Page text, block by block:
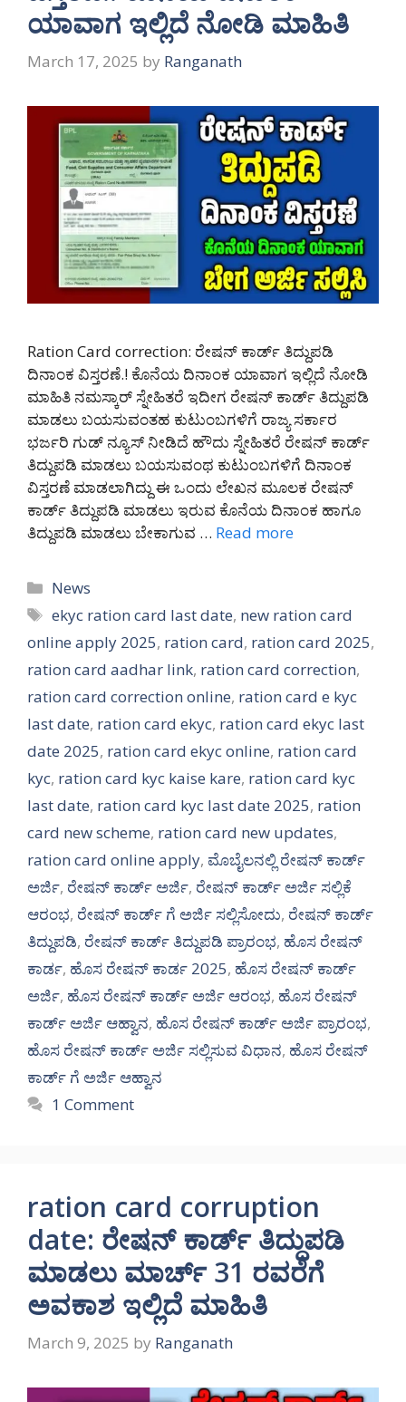
ಯಾವಾಗ ಇಲ್ಲಿದೆ ನೋಡಿ ಮಾಹಿತಿ
March 17, 2025 by Ranganath
Ration Card correction: ರೇಷನ್ ಕಾರ್ಡ್ ತಿದ್ದುಪಡಿ
ದಿನಾಂಕ ವಿಸ್ತರಣೆ.! ಕೊನೆಯ ದಿನಾಂಕ ಯಾವಾಗ ಇಲ್ಲಿದೆ ನೋಡಿ
ಮಾಹಿತಿ ನಮಸ್ಕಾರ್ ಸ್ನೇಹಿತರೆ ಇದೀಗ ರೇಷನ್ ಕಾರ್ಡ್ ತಿದ್ದುಪಡಿ
ಮಾಡಲು ಬಯಸುವಂತಹ ಕುಟುಂಬಗಳಿಗೆ ರಾಜ್ಯ ಸರ್ಕಾರ
ಭರ್ಜರಿ ಗುಡ್ ನ್ಯೂಸ್ ನೀಡಿದೆ ಹೌದು ಸ್ನೇಹಿತರೆ ರೇಷನ್ ಕಾರ್ಡ್
ತಿದ್ದುಪಡಿ ಮಾಡಲು ಬಯಸುವಂಥ ಕುಟುಂಬಗಳಿಗೆ ದಿನಾಂಕ
ವಿಸ್ತರಣೆ ಮಾಡಲಾಗಿದ್ದು ಈ ಒಂದು ಲೇಖನ ಮೂಲಕ ರೇಷನ್
ಕಾರ್ಡ್ ತಿದ್ದುಪಡಿ ಮಾಡಲು ಇರುವ ಕೊನೆಯ ದಿನಾಂಕ ಹಾಗೂ
ತಿದ್ದುಪಡಿ ಮಾಡಲು ಬೇಕಾಗುವ … Read more
Categories
News
Tags
ekyc ration card last date, new ration card
online apply 2025, ration card, ration card 2025,
ration card aadhar link, ration card correction,
ration card correction online, ration card e kyc
last date, ration card ekyc, ration card ekyc last
date 2025, ration card ekyc online, ration card
kyc, ration card kyc kaise kare, ration card kyc
last date, ration card kyc last date 2025, ration
card new scheme, ration card new updates,
ration card online apply, ಮೊಬೈಲನಲ್ಲಿ ರೇಷನ್ ಕಾರ್ಡ್
ಅರ್ಜಿ, ರೇಷನ್ ಕಾರ್ಡ್ ಅರ್ಜಿ, ರೇಷನ್ ಕಾರ್ಡ್ ಅರ್ಜಿ ಸಲ್ಲಿಕೆ
ಆರಂಭ, ರೇಷನ್ ಕಾರ್ಡ್ ಗೆ ಅರ್ಜಿ ಸಲ್ಲಿಸೋದು, ರೇಷನ್ ಕಾರ್ಡ್
ತಿದ್ದುಪಡಿ, ರೇಷನ್ ಕಾರ್ಡ್ ತಿದ್ದುಪಡಿ ಪ್ರಾರಂಭ, ಹೊಸ ರೇಷನ್
ಕಾರ್ಡ, ಹೊಸ ರೇಷನ್ ಕಾರ್ಡ 2025, ಹೊಸ ರೇಷನ್ ಕಾರ್ಡ್
ಅರ್ಜಿ, ಹೊಸ ರೇಷನ್ ಕಾರ್ಡ್ ಅರ್ಜಿ ಆರಂಭ, ಹೊಸ ರೇಷನ್
ಕಾರ್ಡ್ ಅರ್ಜಿ ಆಹ್ವಾನ, ಹೊಸ ರೇಷನ್ ಕಾರ್ಡ್ ಅರ್ಜಿ ಪ್ರಾರಂಭ,
ಹೊಸ ರೇಷನ್ ಕಾರ್ಡ್ ಅರ್ಜಿ ಸಲ್ಲಿಸುವ ವಿಧಾನ, ಹೊಸ ರೇಷನ್
ಕಾರ್ಡ್ ಗೆ ಅರ್ಜಿ ಆಹ್ವಾನ
1 Comment
ration card corruption
date: ರೇಷನ್ ಕಾರ್ಡ್ ತಿದ್ದುಪಡಿ
ಮಾಡಲು ಮಾರ್ಚ್ 31 ರವರೆಗೆ
ಅವಕಾಶ ಇಲ್ಲಿದೆ ಮಾಹಿತಿ
March 9, 2025 by Ranganath